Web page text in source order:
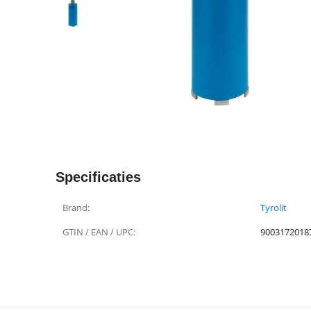
Specificaties
Brand:
Tyrolit
GTIN / EAN / UPC: